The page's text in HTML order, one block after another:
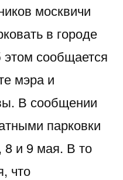
москвичи
в городе
сообщается
мэра и
В сообщении
парковки
8 и 9 мая. В то
что